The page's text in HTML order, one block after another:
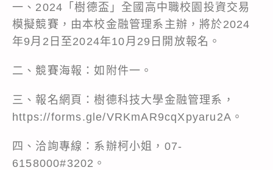
一、2024「樹德盃」全國高中職校園投資交易
模擬競賽，由本校金融管理系主辦，將於2024
年9月2日至2024年10月29日開放報名。
二、競賽海報：如附件一。
三、報名網頁：樹德科技大學金融管理系，
https://forms.gle/VRKmAR9cqXpyaru2A。
四、洽詢專線：系辦柯小姐，07-
6158000#3202。